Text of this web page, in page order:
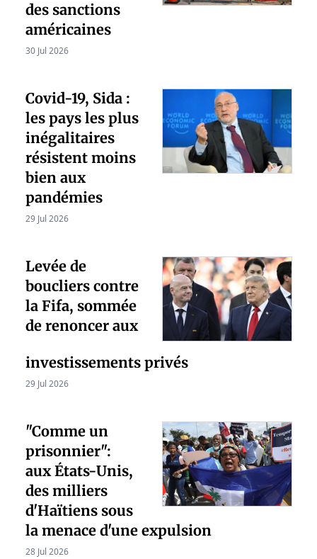
des sanctions
américaines
30 Jul 2026
Covid-19, Sida :
les pays les plus
inégalitaires
résistent moins
bien aux
pandémies
29 Jul 2026
Levée de
boucliers contre
la Fifa, sommée
de renoncer aux
investissements privés
29 Jul 2026
"Comme un
prisonnier":
aux États-Unis,
des milliers
d'Haïtiens sous
la menace d'une expulsion
28 Jul 2026